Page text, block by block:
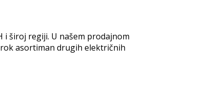
široj regiji. U našem prodajnom
asortiman drugih električnih